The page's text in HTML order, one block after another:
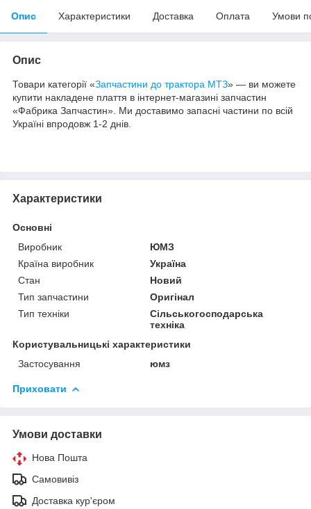
Опис Характеристики Доставка Оплата Умови
Опис
Товари категорії «Запчастини до трактора МТЗ» — ви можете
купити накладене плаття в інтернет-магазині запчастин
«Фабрика Запчастин». Ми доставимо запасні частини по всій
Україні впродовж 1-2 днів.
Характеристики
Основні
Виробник
ЮМЗ
Країна виробник
Україна
Стан
Новий
Тип запчастини
Оригінал
Тип техніки
Сільськогосподарська
техніка
Користувальницькі характеристики
Застосування
юмз
Приховати
Умови доставки
Нова Пошта
Самовивіз
Доставка кур'єром